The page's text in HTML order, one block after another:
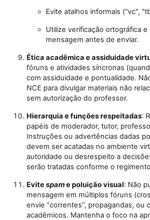
Evite atalhos informais ("vc",
Utilize verificação ortográfica e
mensagem antes de enviar.
Ética acadêmica e assiduidade
fóruns e atividades síncronas
com assiduidade e pontualidade.
NCE para divulgar materiais não
sem autorização do professor.
Hierarquia e funções respeitadas:
papéis de moderador, tutor,
Instruções ou advertências dadas
devem ser acatadas no ambiente
autoridade ou desrespeito a
serão tratadas conforme o
Evitespame poluição visual: Não
mensagem em múltiplos fóruns
envie “correntes”, propagandas, ou
acadêmicos. Mantenha o foco na